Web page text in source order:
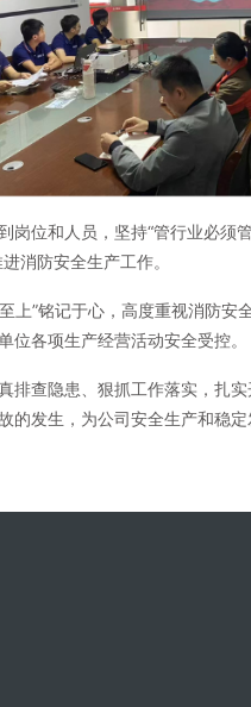
位和人员，坚持“管行业必须
消防安全生产工作。
上”铭记于心，高度重视消防安
各项生产经营活动安全受控。
排查隐患、狠抓工作落实，扎
发生，为公司安全生产和稳定